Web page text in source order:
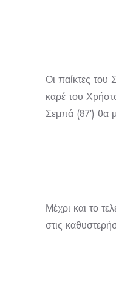
Οι παίκτες του
καρέ του
Σεμπά (87′) θα
Μέχρι και το
στις